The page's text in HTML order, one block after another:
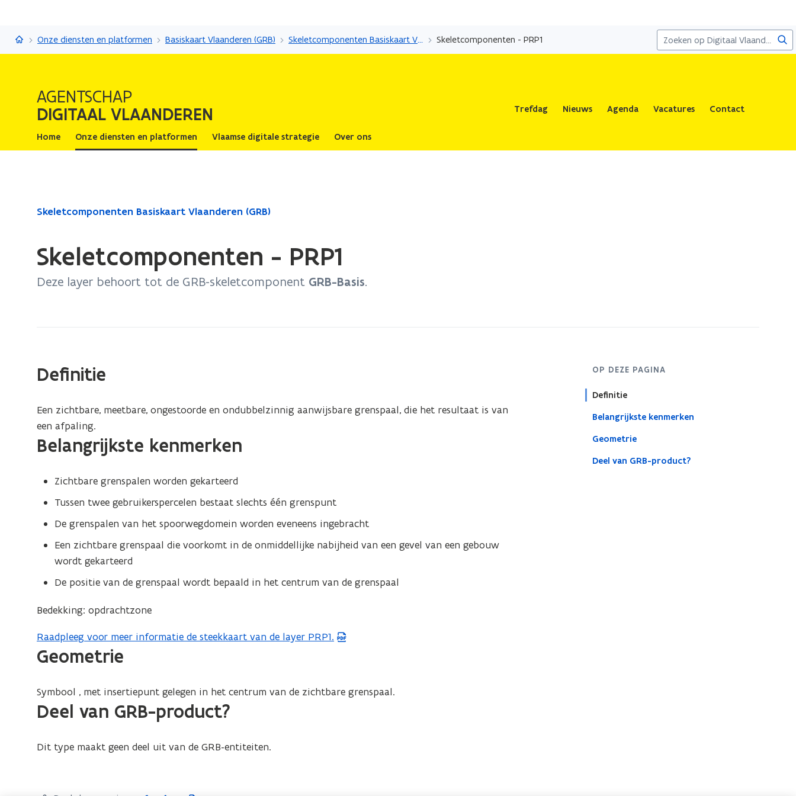
en
naar
Digitaal Vlaanderen
Onze diensten en platformen Basiskaart Vlaanderen (GRB) Skeletcomponenten Basiskaart Vlaanderen (GRB) Skeletcomponenten - PRP1
AGENTSCHAP
DIGITAAL VLAANDEREN Trefdag Nieuws Agenda Vacatures Contact
Home Onze diensten en platformen Vlaamse digitale strategie Over ons
Gedaan
bevindt
Skeletcomponenten Basiskaart Vlaanderen (GRB)
Skeletcomponenten - PRP1
Deze layer behoort tot de GRB-skeletcomponent GRB-Basis.
OP DEZE PAGINA
Definitie
Belangrijkste kenmerken
Geometrie
Deel van GRB-product?
Definitie
Een zichtbare, meetbare, ongestoorde en ondubbelzinnig aanwijsbare grenspaal, die het resultaat is van
een afpaling.
Belangrijkste kenmerken
Zichtbare grenspalen worden gekarteerd
Tussen twee gebruikerspercelen bestaat slechts één grenspunt
De grenspalen van het spoorwegdomein worden eveneens ingebracht
Een zichtbare grenspaal die voorkomt in de onmiddellijke nabijheid van een gevel van een gebouw
wordt gekarteerd
De positie van de grenspaal wordt bepaald in het centrum van de grenspaal
Bedekking: opdrachtzone
Raadpleeg voor meer informatie de steekkaart van de layer PRP1.
(
P
b
e
t
Geometrie
Symbool , met insertiepunt gelegen in het centrum van de zichtbare grenspaal.
Deel van GRB-product?
Dit type maakt geen deel uit van de GRB-entiteiten.